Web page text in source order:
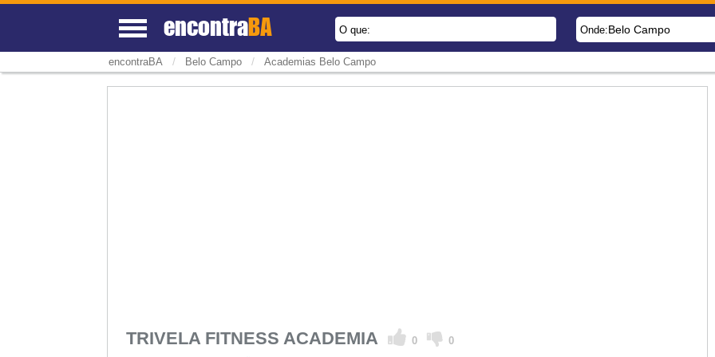
encontraBA O que: Onde:Belo Campo
encontraBA / Belo Campo / Academias Belo Campo
TRIVELA FITNESS ACADEMIA 0 0